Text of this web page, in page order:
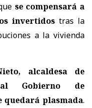
se compensará a
invertidostras la
a la vivienda
alcaldesa de
al Gobierno de
quedará plasmada.